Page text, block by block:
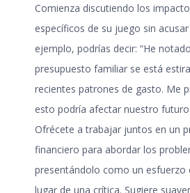
Comienza discutiendo los
específicos de su juego sin
ejemplo, podrías decir: “He
presupuesto familiar se está
recientes patrones de gasto. Me
esto podría afectar nuestro futuro
Ofrécete a trabajar juntos en un
financiero para abordar los
presentándolo como un esfuerzo
lugar de una crítica. Sugiere